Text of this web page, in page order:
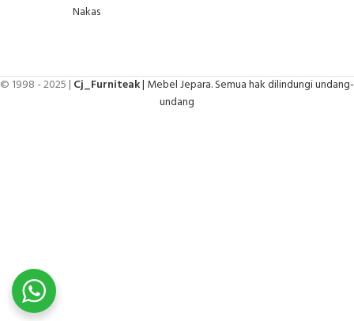
Nakas
© 1998 - 2025 | Cj_Furniteak| Mebel Jepara. Semua hak dilindungi undang-
undang